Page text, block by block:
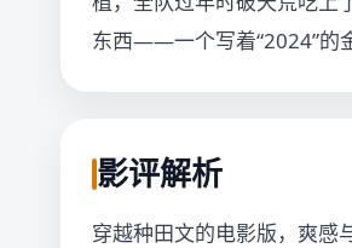
东西——一个写着“2024”的
影评解析
穿越种田文的电影版，爽感